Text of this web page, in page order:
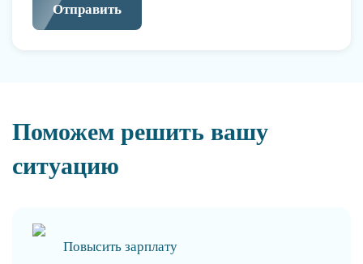
Отправить
Поможем решить вашу
ситуацию
Повысить зарплату